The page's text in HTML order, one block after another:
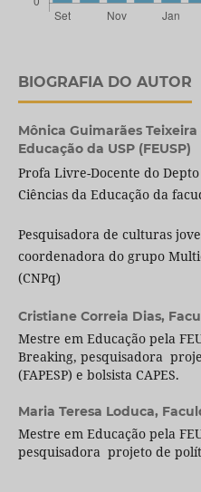
BIOGRAFIA DO AUTOR
Mônica Guimarães
Educação da USP (FEUSP)
Profa Livre-Docente do
Ciências da Educação da
Pesquisadora de culturas
coordenadora do grupo
(CNPq)
Cristiane Correia Dias,
Mestre em Educação pela
Breaking, pesquisadora
(FAPESP) e bolsista CAPES.
Maria Teresa Loduca,
Mestre em Educação pela
pesquisadora projeto de